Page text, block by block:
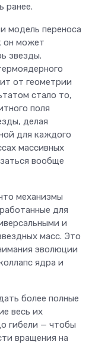
ранее.
модель переноса
он может
звезды.
от геометрии
стало то,
поля
делая
для каждого
массивных
вообще
механизмы
для
и
масс. Это
эволюции
ядра и
более полные
весь их
гибели — чтобы
вращения на